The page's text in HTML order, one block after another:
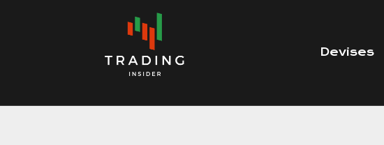
Devises